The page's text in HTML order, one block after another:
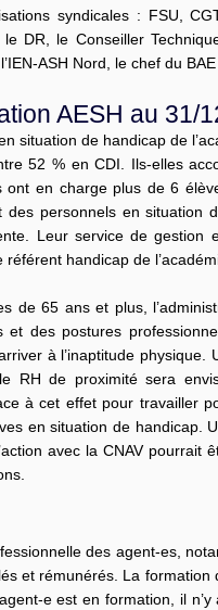
syndicales : FSU,
DR, le Conseiller
ASH Nord, le chef du BAE
AESH au 31/
situation de handicap de
52 % en CDI. Ils-elles
ont en charge plus de 6
personnels en situation
Leur service de gestion
handicap de
de 65 ans et plus,
des postures
à l’inaptitude
RH de proximité sera
à cet effet pour travailler
en situation de handicap.
avec la CNAV
des agent-es,
et rémunérés. La
e est en formation, il